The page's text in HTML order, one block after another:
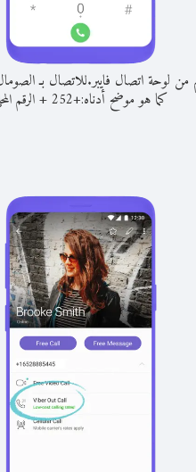
من لوحة اتصال فايبر.للاتصال بـ
كما هو موضح أدناه:+
252
+الرقم